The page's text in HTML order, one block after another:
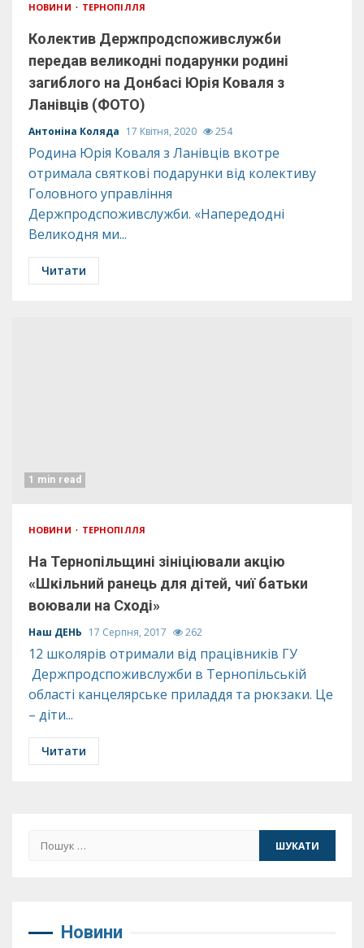
НОВИНИ ТЕРНОПІЛЛЯ
Колектив Держпродспоживслужби
передав великодні подарунки родині
загиблого на Донбасі Юрія Коваля з
Ланівців (ФОТО)
Антоніна Коляда 17 Квітня, 2020 254
Родина Юрія Коваля з Ланівців вкотре
отримала святкові подарунки від колективу
Головного управління
Держпродспоживслужби. «Напередодні
Великодня ми...
Читати
1 min read
НОВИНИ ТЕРНОПІЛЛЯ
На Тернопільщині зініціювали акцію
«Шкільний ранець для дітей, чиї батьки
воювали на Сході»
Наш ДЕНЬ 17 Серпня, 2017 262
12 школярів отримали від працівників ГУ
Держпродспоживслужби в Тернопільській
області канцелярське приладдя та рюкзаки. Це
– діти...
Читати
Пошук:
Новини